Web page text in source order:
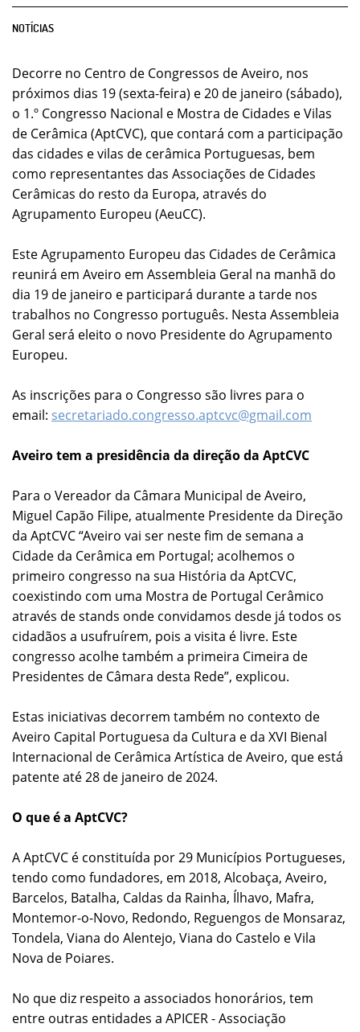
NOTÍCIAS
Decorre no Centro de Congressos de Aveiro, nos
próximos dias 19 (sexta-feira) e 20 de janeiro (sábado),
o 1.º Congresso Nacional e Mostra de Cidades e Vilas
de Cerâmica (AptCVC), que contará com a participação
das cidades e vilas de cerâmica Portuguesas, bem
como representantes das Associações de Cidades
Cerâmicas do resto da Europa, através do
Agrupamento Europeu (AeuCC).
Este Agrupamento Europeu das Cidades de Cerâmica
reunirá em Aveiro em Assembleia Geral na manhã do
dia 19 de janeiro e participará durante a tarde nos
trabalhos no Congresso português. Nesta Assembleia
Geral será eleito o novo Presidente do Agrupamento
Europeu.
As inscrições para o Congresso são livres para o
email: secretariado.congresso.aptcvc@gmail.com
Aveiro tem a presidência da direção da AptCVC
Para o Vereador da Câmara Municipal de Aveiro,
Miguel Capão Filipe, atualmente Presidente da Direção
da AptCVC “Aveiro vai ser neste fim de semana a
Cidade da Cerâmica em Portugal; acolhemos o
primeiro congresso na sua História da AptCVC,
coexistindo com uma Mostra de Portugal Cerâmico
através de stands onde convidamos desde já todos os
cidadãos a usufruírem, pois a visita é livre. Este
congresso acolhe também a primeira Cimeira de
Presidentes de Câmara desta Rede”, explicou.
Estas iniciativas decorrem também no contexto de
Aveiro Capital Portuguesa da Cultura e da XVI Bienal
Internacional de Cerâmica Artística de Aveiro, que está
patente até 28 de janeiro de 2024.
O que é a AptCVC?
A AptCVC é constituída por 29 Municípios Portugueses,
tendo como fundadores, em 2018, Alcobaça, Aveiro,
Barcelos, Batalha, Caldas da Rainha, Ílhavo, Mafra,
Montemor-o-Novo, Redondo, Reguengos de Monsaraz,
Tondela, Viana do Alentejo, Viana do Castelo e Vila
Nova de Poiares.
No que diz respeito a associados honorários, tem
entre outras entidades a APICER - Associação